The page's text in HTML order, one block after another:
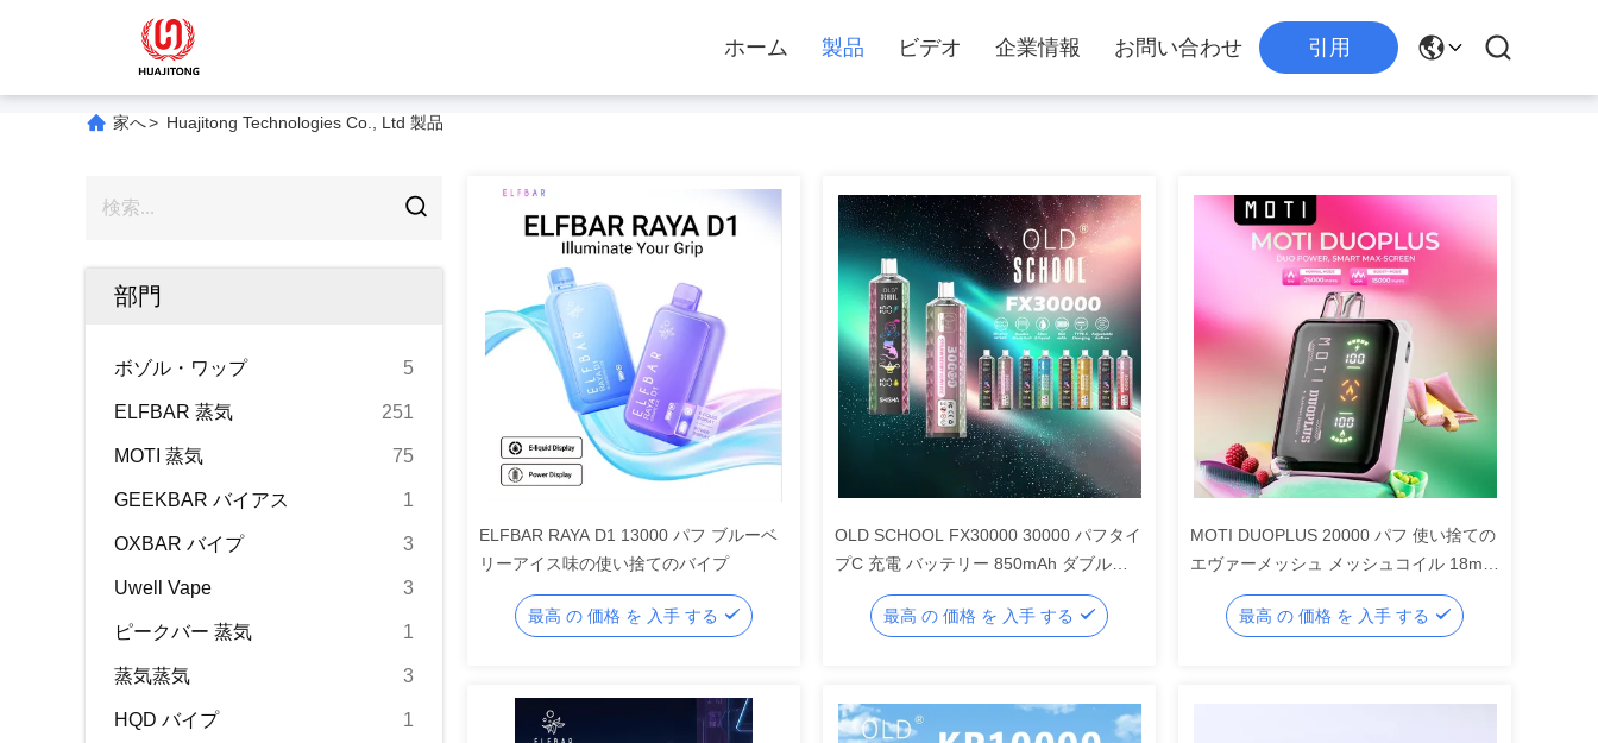
ホーム 製品 ビデオ 企業情報 お問い合わせ 引用
家へ> Huajitong Technologies Co., Ltd 製品
部門
ボゾル・ワップ 5
ELFBAR 蒸気 251
MOTI 蒸気 75
GEEKBAR バイアス 1
OXBAR バイプ 3
Uwell Vape 3
ピークバー 蒸気 1
蒸気蒸気 3
HQD バイプ 1
ELFBAR RAYA D1 13000 パフ ブルーベ
リーアイス味の使い捨てのバイプ
最高 の 価格 を 入手 する
OLD SCHOOL FX30000 30000 パフタイ
プC 充電 バッテリー 850mAh ダブルメ
ッシュコイル 調整可能な空気流
最高 の 価格 を 入手 する
MOTI DUOPLUS 20000 パフ 使い捨ての
エヴァーメッシュ メッシュコイル 18ml
電子液体 普通/強い 2 モード 650mAh
50mg/mL ニコチン
最高 の 価格 を 入手 する